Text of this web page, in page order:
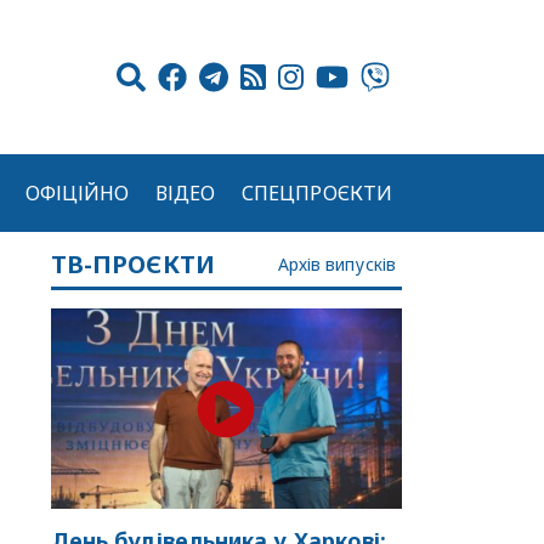
ОФІЦІЙНО ВІДЕО СПЕЦПРОЄКТИ
ТВ-ПРОЄКТИ Архів випусків